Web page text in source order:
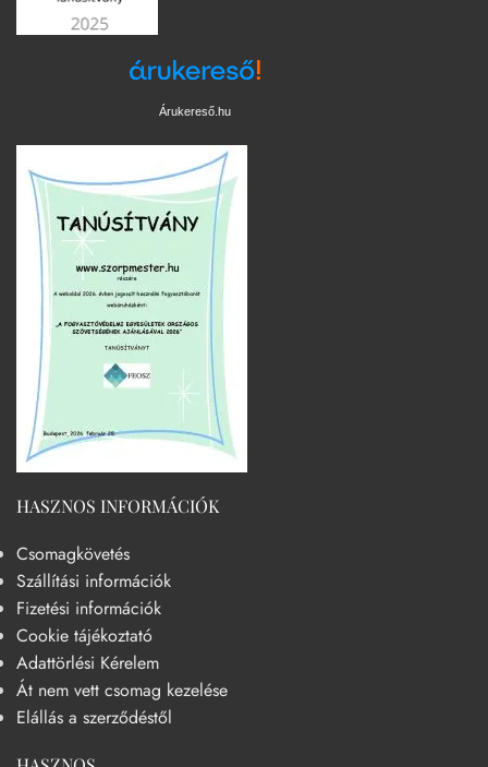
Árukereső.hu
HASZNOS INFORMÁCIÓK
Csomagkövetés
Szállítási információk
Fizetési információk
Cookie tájékoztató
Adattörlési Kérelem
Át nem vett csomag kezelése
Elállás a szerződéstől